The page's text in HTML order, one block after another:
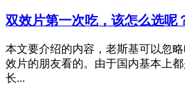
双效片第一次吃，该怎么选呢
本文要介绍的内容，老斯基可以忽
效片的朋友看的。由于国内基本上
长...